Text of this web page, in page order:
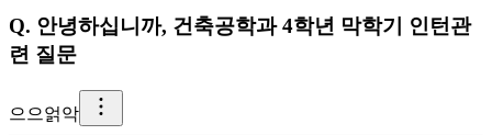
Q. 안녕하십니까, 건축공학과 4학년 막학기 인턴관
련 질문
으 으얽악